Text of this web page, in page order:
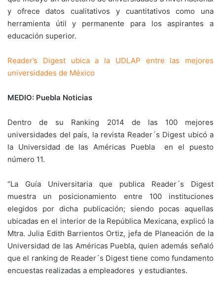
y ofrece datos cualitativos y cuantitativos como una
herramienta útil y permanente para los aspirantes a
educación superior.
Reader’s Digest ubica a la UDLAP entre las mejores
universidades de México
MEDIO: Puebla Noticias
Dentro de su Ranking 2014 de las 100 mejores
universidades del país, la revista Reader´s Digest ubicó a
la Universidad de las Américas Puebla en el puesto
número 11.
“La Guía Universitaria que publica Reader´s Digest
muestra un posicionamiento entre 100 instituciones
elegidos por dicha publicación; siendo pocas aquellas
ubicadas en el interior de la República Mexicana, explicó la
Mtra. Julia Edith Barrientos Ortiz, jefa de Planeación de la
Universidad de las Américas Puebla, quien además señaló
que el ranking de Reader´s Digest tiene como fundamento
encuestas realizadas a empleadores y estudiantes.